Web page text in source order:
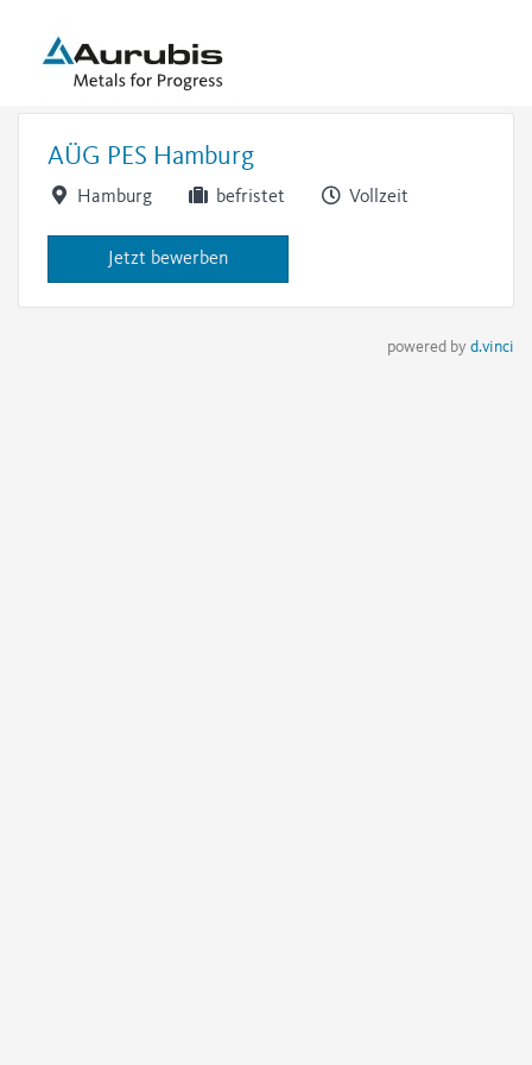
AÜG PES Hamburg
Hamburg befristet Vollzeit
Jetzt bewerben
powered by d.vinci